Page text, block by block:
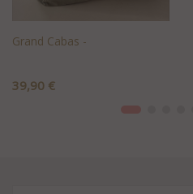
Grand Cabas -
Prix
39,90 €
+AJOUTER AU PANIER